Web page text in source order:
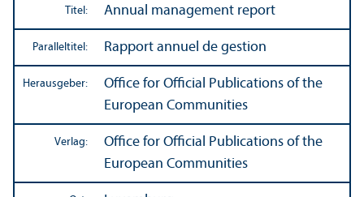
Titel: Annual management report
Paralleltitel: Rapport annuel de gestion
Herausgeber:
Office for Official Publications of the
European Communities
Verlag:
Office for Official Publications of the
European Communities